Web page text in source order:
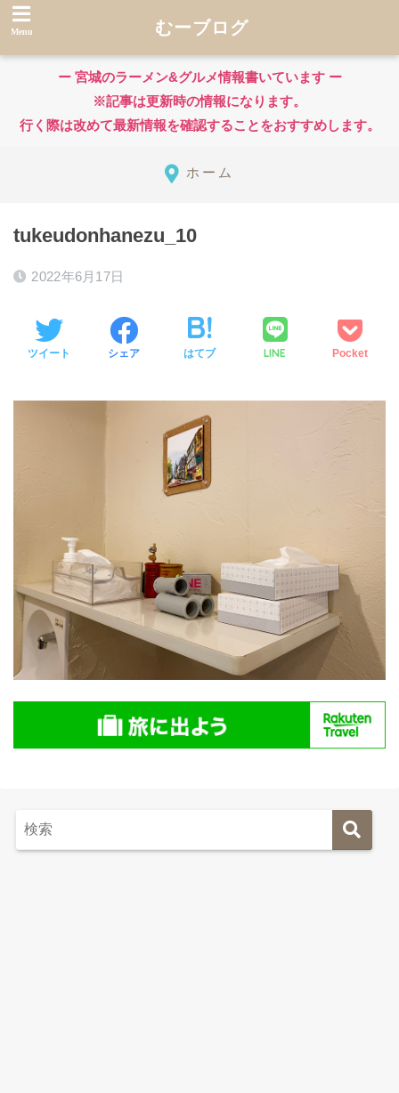
むーブログ
ー 宮城のラーメン&グルメ情報書いています ー
※記事は更新時の情報になります。
行く際は改めて最新情報を確認することをおすすめします。
ホーム
tukeudonhanezu_10
2022年6月17日
ツイート シェア はてブ LINE Pocket